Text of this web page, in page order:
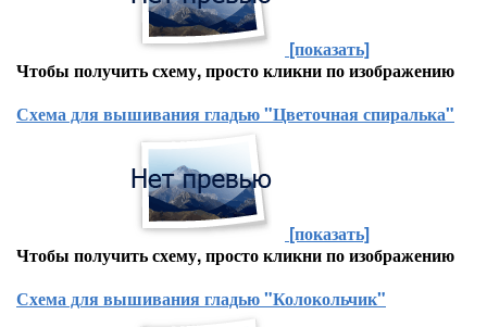
[показать]
Чтобы получить схему, просто кликни по изображению
Схема для вышивания гладью "Цветочная спиралька"
[показать]
Чтобы получить схему, просто кликни по изображению
Схема для вышивания гладью "Колокольчик"